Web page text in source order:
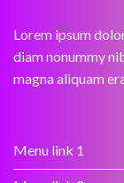
Lorem ipsum
diam nonummy
magna aliquam
Menu link 1